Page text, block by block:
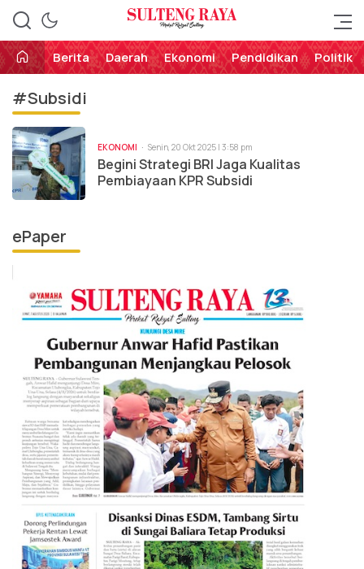
Sulteng Raya
Perekat Rakyat Sulteng
Berita
Daerah Ekonomi Pendidikan Politik
#Subsidi
EKONOMI Senin, 20 Okt 2025 | 3:58 pm
Begini Strategi BRI Jaga Kualitas
Pembiayaan KPR Subsidi
ePaper